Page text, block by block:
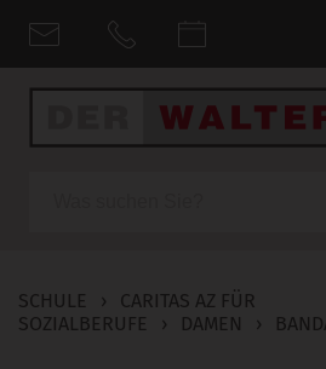
SCHULE ›
CARITAS AZ FÜR
SOZIALBERUFE
› DAMEN ›